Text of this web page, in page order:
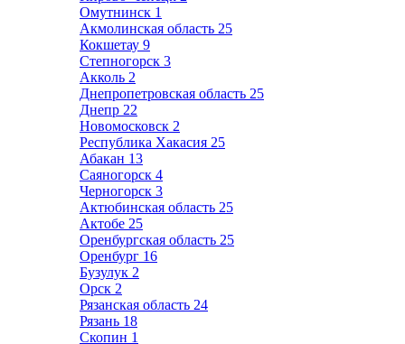
Омутнинск 1
Акмолинская область 25
Кокшетау 9
Степногорск 3
Акколь 2
Днепропетровская область 25
Днепр 22
Новомосковск 2
Республика Хакасия 25
Абакан 13
Саяногорск 4
Черногорск 3
Актюбинская область 25
Актобе 25
Оренбургская область 25
Оренбург 16
Бузулук 2
Орск 2
Рязанская область 24
Рязань 18
Скопин 1